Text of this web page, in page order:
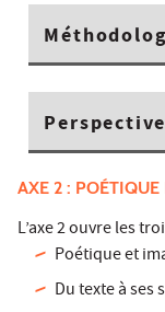
AXE 2 :
L’axe 2 ouvre les
Poétique et
Du texte à ses